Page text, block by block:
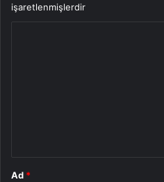
işaretlenmişlerdir
Ad *